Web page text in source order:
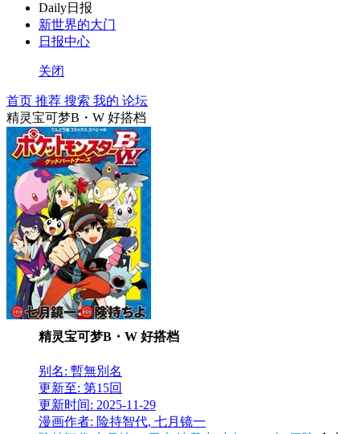
Daily日报
新世界的大门
日报中心
关闭
首页 推荐 搜索 我的 论坛
精灵宝可梦B・W 好搭档
精灵宝可梦B・W 好搭档
别名: 暫無別名
更新至: 第15回
更新时间: 2025-11-29
漫画作者: 险持智代, 七月镜一